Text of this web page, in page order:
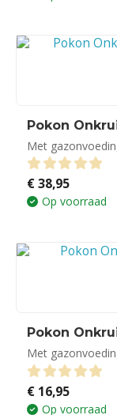
Pokon
Met
0 out of 5
€38,95
Op voorraad
Pokon
Met
0 out of 5
€ 16,95
Op voorraad